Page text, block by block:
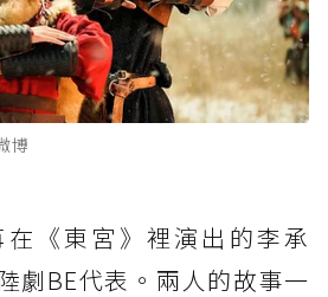
博
《東宮》裡演出的李承
劇BE代表。兩人的故事一